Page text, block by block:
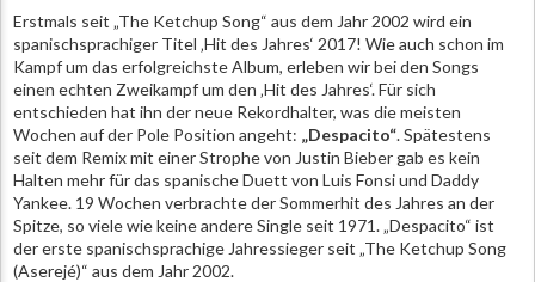
Erstmals seit „The Ketchup Song“ aus dem Jahr 2002 wird ein
spanischsprachiger Titel ‚Hit des Jahres‘ 2017! Wie auch schon im
Kampf um das erfolgreichste Album, erleben wir bei den Songs
einen echten Zweikampf um den ‚Hit des Jahres‘. Für sich
entschieden hat ihn der neue Rekordhalter, was die meisten
Wochen auf der Pole Position angeht: „Despacito“. Spätestens
seit dem Remix mit einer Strophe von Justin Bieber gab es kein
Halten mehr für das spanische Duett von Luis Fonsi und Daddy
Yankee. 19 Wochen verbrachte der Sommerhit des Jahres an der
Spitze, so viele wie keine andere Single seit 1971. „Despacito“ ist
der erste spanischsprachige Jahressieger seit „The Ketchup Song
(Aserejé)“ aus dem Jahr 2002.